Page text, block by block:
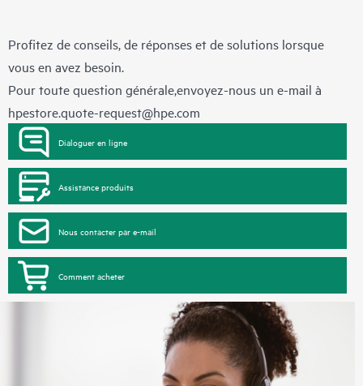
Profitez de conseils, de réponses et de solutions lorsque
vous en avez besoin.
Pour toute question générale,envoyez-nous un e-mail à
hpestore.quote-request@hpe.com
Dialoguer en ligne
Assistance produits
Nous contacter par e-mail
Comment acheter